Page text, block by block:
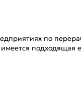
по
подходящая